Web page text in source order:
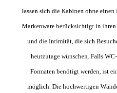
lassen sich die Kabinen ohne einen
Markenware berücksichtigt in ihren
und die Intimität, die sich
heutzutage wünschen. Falls
Formaten benötigt werden, ist
möglich. Die hochwertigen